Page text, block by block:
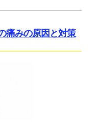
痛みの原因と対策